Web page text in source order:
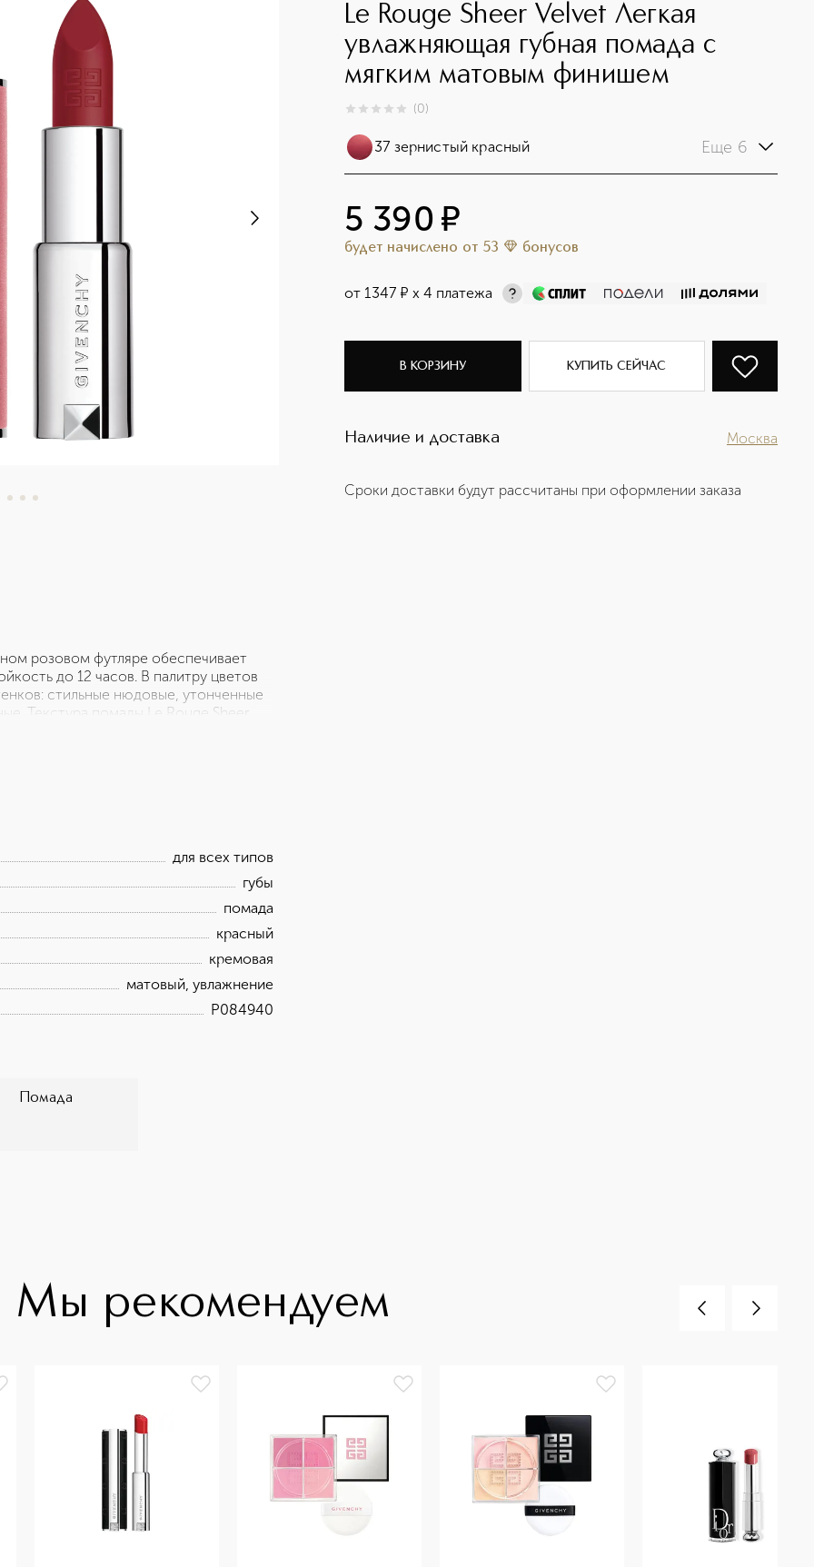
Le Rouge Sheer Velvet Легкая
увлажняющая губная помада с
мягким матовым финишем
0из 0 (0)
37 зернистый красный Еще 6
5 390 ¤
будет начислено от 53 бонусов
от 1347 ¤ х 4 платежа
В КОРЗИНУ КУПИТЬ СЕЙЧАС
Наличие и доставка Москва
Сроки доставки будут рассчитаны при оформлении заказа
розовом футляре обеспечивает
до 12 часов. В палитру цветов
стильные нюдовые, утонченные
Текстура помады Le Rouge Sheer
оптической коррекции,
и интенсивность нанесения.
Givenchy предлагает
рефиллов необходимо иметь
волнующий шлейф и нанеси свой
для всех типов
губы
помада
красный
кремовая
матовый, увлажнение
P084940
Помада
Мы рекомендуем